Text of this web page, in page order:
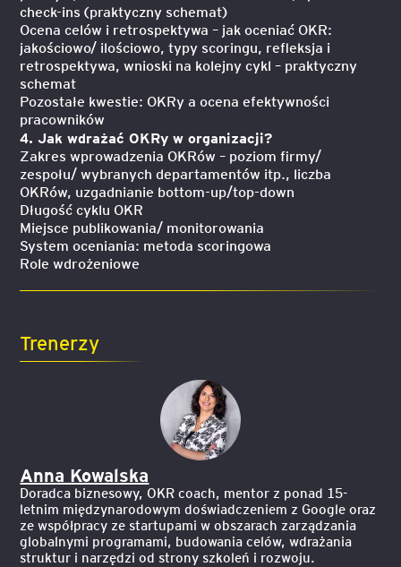
check-ins (praktyczny schemat)
Ocena celów i retrospektywa – jak oceniać OKR:
jakościowo/ ilościowo, typy scoringu, refleksja i
retrospektywa, wnioski na kolejny cykl – praktyczny
schemat
Pozostałe kwestie: OKRy a ocena efektywności
pracowników
4. Jak wdrażać OKRy w organizacji?
Zakres wprowadzenia OKRów – poziom firmy/
zespołu/ wybranych departamentów itp., liczba
OKRów, uzgadnianie bottom-up/top-down
Długość cyklu OKR
Miejsce publikowania/ monitorowania
System oceniania: metoda scoringowa
Role wdrożeniowe
Trenerzy
Anna Kowalska
Doradca biznesowy, OKR coach, mentor z ponad 15-
letnim międzynarodowym doświadczeniem z Google oraz
ze współpracy ze startupami w obszarach zarządzania
globalnymi programami, budowania celów, wdrażania
struktur i narzędzi od strony szkoleń i rozwoju.